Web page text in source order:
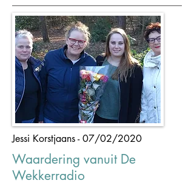
Jessi Korstjaans - 07/02/2020
Waardering vanuit De
Wekkerradio